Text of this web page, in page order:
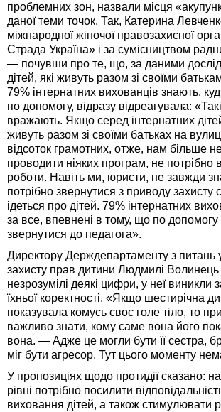
проблемних зон, назвали місця
даної теми точок. Так, Катерина
міжнародної жіночої правозахисної
Страда Україна» і за сумісництвом
— почувши про те, що, за даними
дітей, які живуть разом зі своїми
79% інтернатних вихованців знають,
по допомогу, відразу відреагувала:
вражають. Якщо серед інтернатних дітей
живуть разом зі своїми батьках на
відсоток грамотних, отже, нам більше
проводити ніяких програм, не потрібно
роботи. Навіть ми, юристи, не завжди
потрібно звернутися з приводу захисту
ідеться про дітей. 79% інтернатних
за все, впевнені в тому, що по допомогу
звернутися до педагога».
Директору Держдепартаменту з питань
захисту прав дитини Людмилі Волинець
незрозумілі деякі цифри, у неї виникли
їхньої коректності. «Якщо шестирічна
показувала комусь своє голе тіло, то
важливо знати, кому саме вона його
вона. — Адже це могли бути її сестра,
міг бути агресор. Тут цього моменту
У пропозиціях щодо протидії сказано:
рівні потрібно посилити
виховання дітей, а також стимулювати